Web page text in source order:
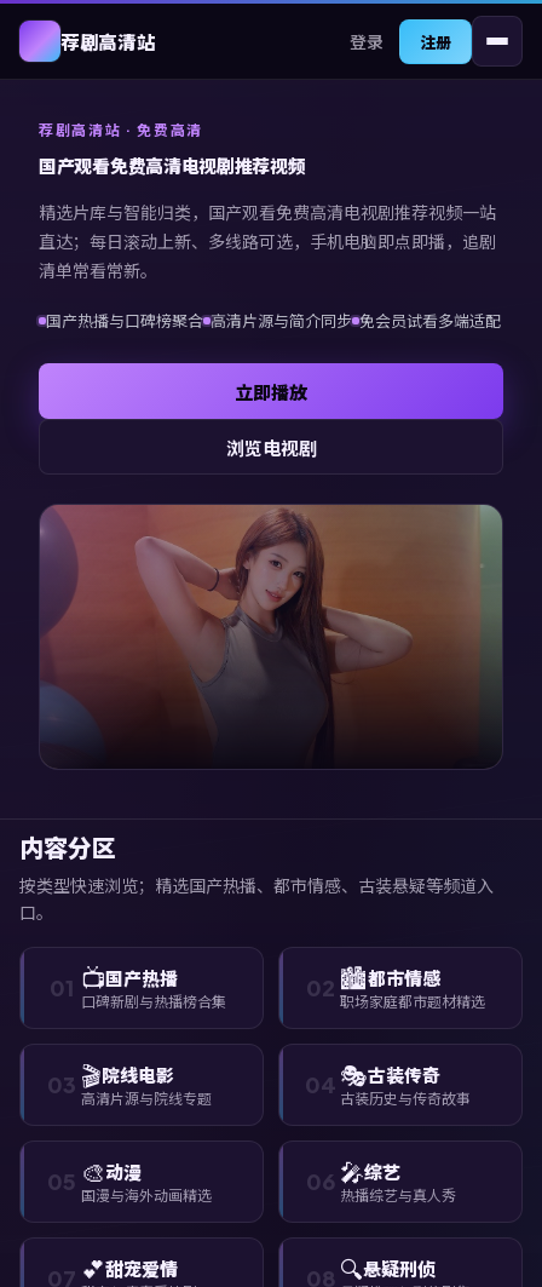
荐剧高清站 登录 注册
荐剧高清站 · 免费高清
国产观看免费高清电视剧推荐视频
精选片库与智能归类， 国产观看免费高清电视剧推荐视频一站
直达；每日滚动上新、多线路可选，手机电脑即点即播，追剧
清单常看常新。
国产热播与口碑榜聚合 高清片源与简介同步 免会员试看多端适配
立即播放
浏览电视剧
内容分区
按类型快速浏览；精选国产热播、都市情感、古装悬疑等频道入
口。
01 📺国产热播
口碑新剧与热播榜合集 02 🏙️都市情感
职场家庭都市题材精选
03 🎬院线电影
高清片源与院线专题 04 🎭古装传奇
古装历史与传奇故事
05 🎨动漫
国漫与海外动画精选 06 🎤综艺
热播综艺与真人秀
07 💕甜宠爱情 08 🔍悬疑刑侦